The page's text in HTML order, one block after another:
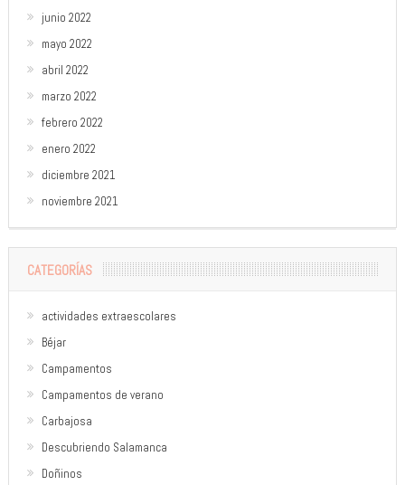
junio 2022
mayo 2022
abril 2022
marzo 2022
febrero 2022
enero 2022
diciembre 2021
noviembre 2021
CATEGORÍAS
actividades extraescolares
Béjar
Campamentos
Campamentos de verano
Carbajosa
Descubriendo Salamanca
Doñinos